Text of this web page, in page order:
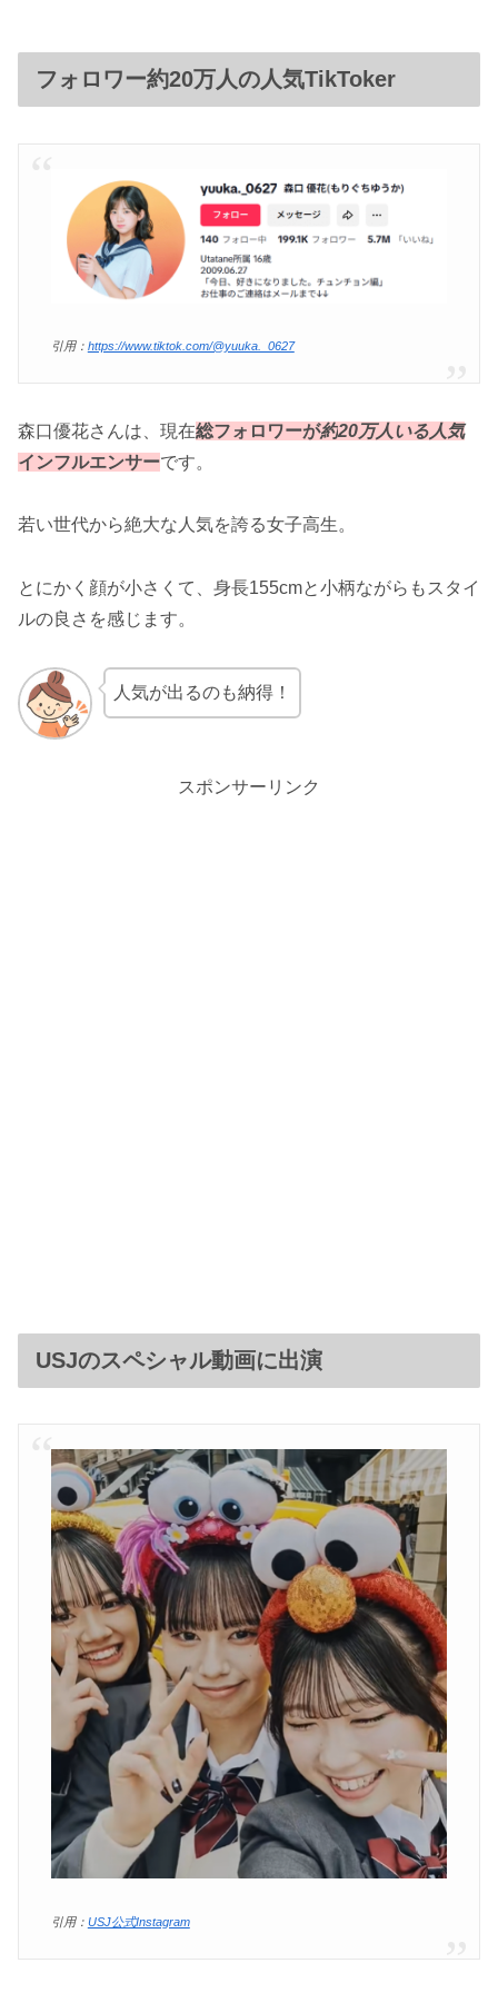
フォロワー約20万人の人気TikToker
引用： https://www.tiktok.com/@yuuka._0627
森口優花さんは、現在総フォロワーが約20万人いる人 気
インフルエンサーです。
若い世代から絶大な人気を誇る女子高生。
とにかく顔が小さくて、身長155cmと小柄ながらもスタイ
ルの良さを感じます。
人気が出るのも納得！
スポンサーリンク
USJのスペシャル動画に出演
引用： USJ公式Instagram